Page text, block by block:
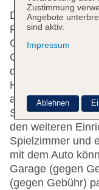
Dieses Hotel
Rezeption. Die
Geldautomaten
der
Hilfestellung bei
am Tourdesk
Spielplatz
den weiteren
Spielzimmer und
mit dem Auto
Garage (gegen
(gegen Gebühr)
Zustimmung
Angebote
sind aktiv.
Impressum
Ablehnen